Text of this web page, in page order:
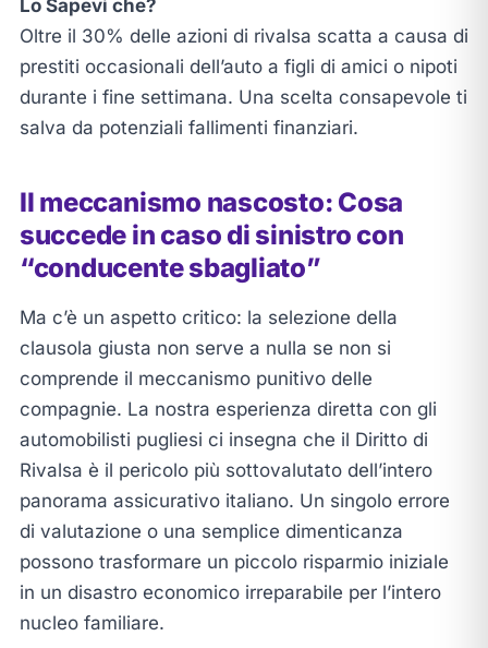
Lo Sapevi che?
Oltre il 30% delle azioni di rivalsa scatta a causa di
prestiti occasionali dell’auto a figli di amici o nipoti
durante i fine settimana. Una scelta consapevole ti
salva da potenziali fallimenti finanziari.
Il meccanismo nascosto: Cosa
succede in caso di sinistro con
“conducente sbagliato”
Ma c’è un aspetto critico: la selezione della
clausola giusta non serve a nulla se non si
comprende il meccanismo punitivo delle
compagnie. La nostra esperienza diretta con gli
automobilisti pugliesi ci insegna che il Diritto di
Rivalsa è il pericolo più sottovalutato dell’intero
panorama assicurativo italiano. Un singolo errore
di valutazione o una semplice dimenticanza
possono trasformare un piccolo risparmio iniziale
in un disastro economico irreparabile per l’intero
nucleo familiare.